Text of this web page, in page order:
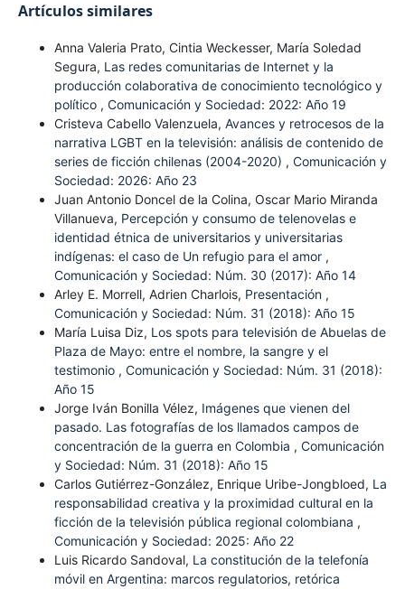
Artículos similares
Anna Valeria Prato, Cintia Weckesser, María Soledad
Segura, Las redes comunitarias de Internet y la
producción colaborativa de conocimiento tecnológico y
político , Comunicación y Sociedad: 2022: Año 19
Cristeva Cabello Valenzuela, Avances y retrocesos de la
narrativa LGBT en la televisión: análisis de contenido de
series de ficción chilenas (2004-2020) , Comunicación y
Sociedad: 2026: Año 23
Juan Antonio Doncel de la Colina, Oscar Mario Miranda
Villanueva, Percepción y consumo de telenovelas e
identidad étnica de universitarios y universitarias
indígenas: el caso de Un refugio para el amor ,
Comunicación y Sociedad: Núm. 30 (2017): Año 14
Arley E. Morrell, Adrien Charlois, Presentación ,
Comunicación y Sociedad: Núm. 31 (2018): Año 15
María Luisa Diz, Los spots para televisión de Abuelas de
Plaza de Mayo: entre el nombre, la sangre y el
testimonio , Comunicación y Sociedad: Núm. 31 (2018):
Año 15
Jorge Iván Bonilla Vélez, Imágenes que vienen del
pasado. Las fotografías de los llamados campos de
concentración de la guerra en Colombia , Comunicación
y Sociedad: Núm. 31 (2018): Año 15
Carlos Gutiérrez-González, Enrique Uribe-Jongbloed, La
responsabilidad creativa y la proximidad cultural en la
ficción de la televisión pública regional colombiana ,
Comunicación y Sociedad: 2025: Año 22
Luis Ricardo Sandoval, La constitución de la telefonía
móvil en Argentina: marcos regulatorios, retórica